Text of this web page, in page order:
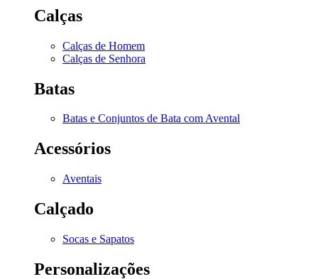
Calças
Calças de Homem
Calças de Senhora
Batas
Batas e Conjuntos de Bata com Avental
Acessórios
Aventais
Calçado
Socas e Sapatos
Personalizações